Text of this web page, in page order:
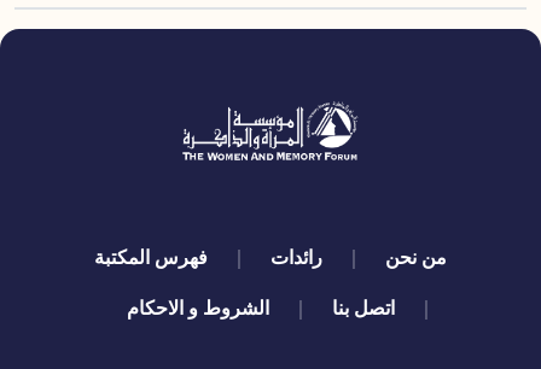
quick links
من نحن رائدات
فهرس المكتبة
اتصل بنا
الشروط و الاحكام